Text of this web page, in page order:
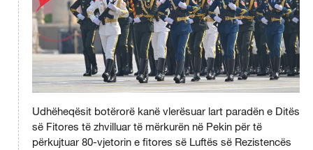
a
modal
window.
No compatible source was found for this media.
Udhëheqësit botërorë kanë vlerësuar lart paradën e Ditës
së Fitores të zhvilluar të mërkurën në Pekin për të
përkujtuar 80-vjetorin e fitores së Luftës së Rezistencës